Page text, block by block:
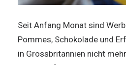
Seit Anfang Monat sind
Pommes, Schokolade und
in Grossbritannien nicht